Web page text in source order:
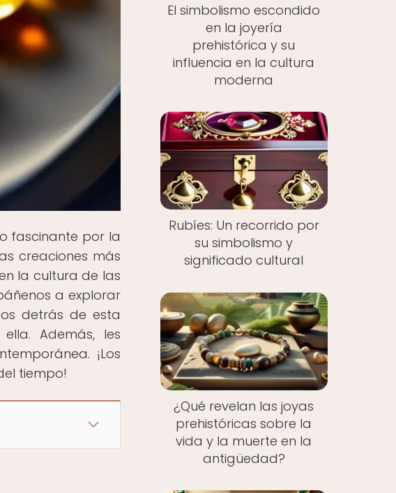
fascinante por la
creaciones más
la cultura de las
a explorar
detrás de esta
Además, les
¡Los
tiempo!
El simbolismo escondido
en la joyería
prehistórica y su
influencia en la cultura
moderna
Rubíes: Un recorrido por
su simbolismo y
significado cultural
¿Qué revelan las joyas
prehistóricas sobre la
vida y la muerte en la
antigüedad?